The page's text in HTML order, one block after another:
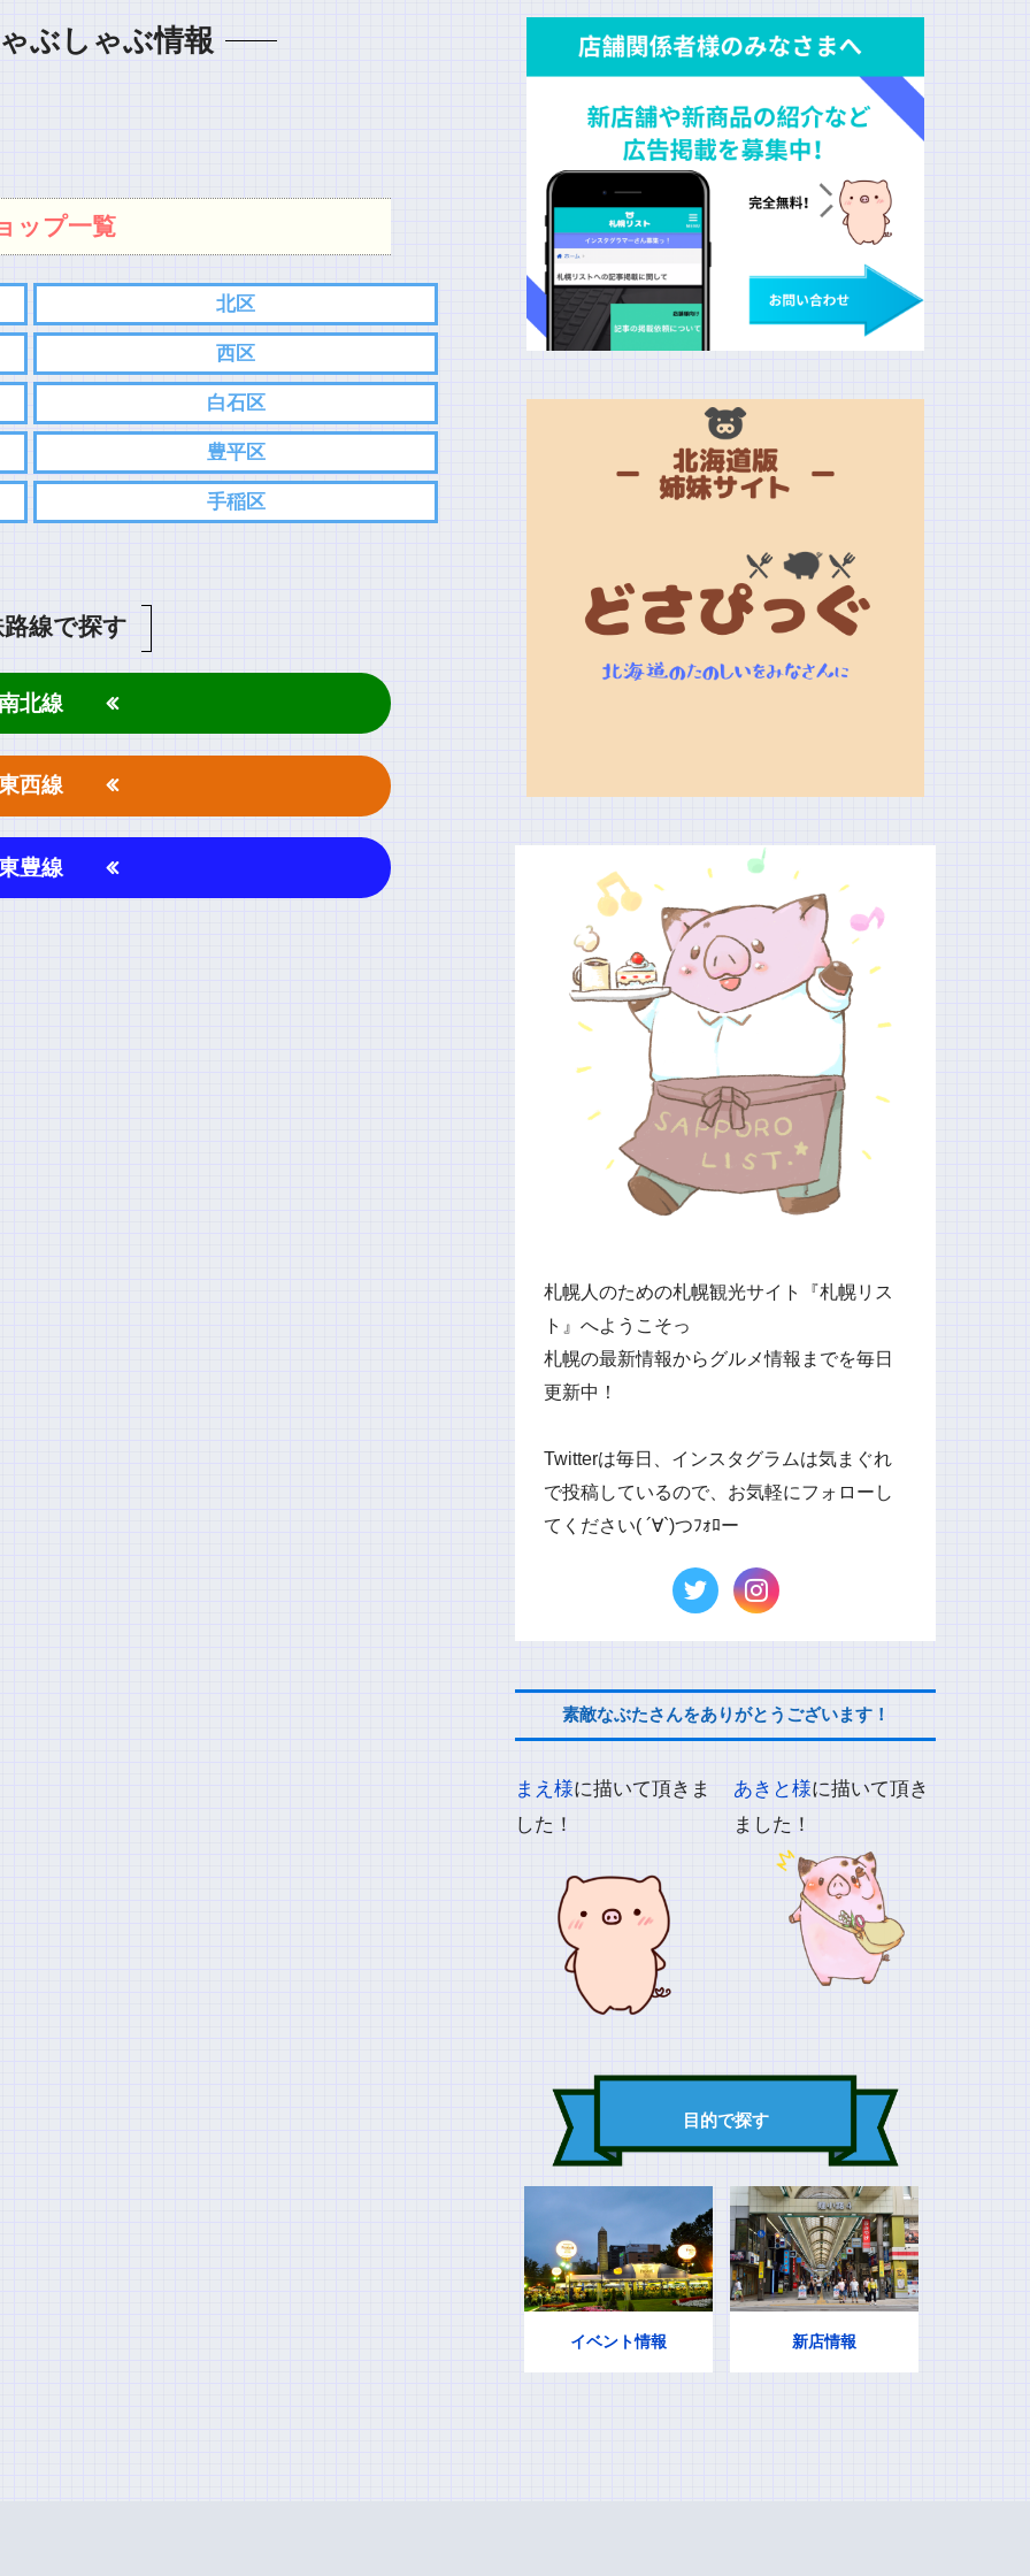
ぶしゃぶ情報
ップ一覧
北区
西区
白石区
豊平区
手稲区
線で探す
北線
西線
豊線
札幌人のための札幌観光サイト『札幌リス
ト』へようこそっ
札幌の最新情報からグルメ情報までを毎日
更新中！
Twitterは毎日、インスタグラムは気まぐれ
で投稿しているので、お気軽にフォローし
てください( ´∀`)つﾌｫﾛー
素敵なぶたさんをありがとうございます！
まえ様に描いて頂きま
した！
あきと様に描いて頂き
ました！
目的で探す
イベント情報 新店情報